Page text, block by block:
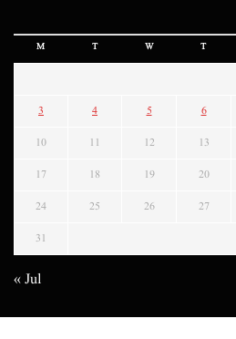
M T W T
3 4 5 6
10 11 12 13
17 18 19 20
24 25 26 27
31
« Jul